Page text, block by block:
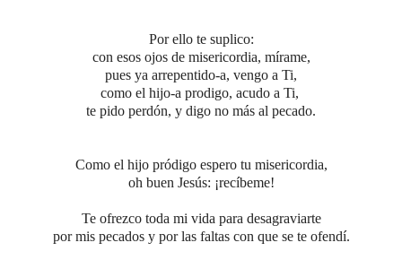
Por ello te suplico:
con esos ojos de misericordia, mírame,
pues ya arrepentido-a, vengo a Ti,
como el hijo-a prodigo, acudo a Ti,
te pido perdón, y digo no más al pecado.
Como el hijo pródigo espero tu misericordia,
oh buen Jesús: ¡recíbeme!
Te ofrezco toda mi vida para desagraviarte
por mis pecados y por las faltas con que se te ofendí.